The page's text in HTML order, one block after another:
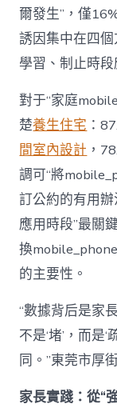
爾發生”，僅
誘因集中在四
學習、制止時
對于“家庭
楚養生住宅 ：
間室內設計 ，
調可“將
訂公約的有用
應用時段”最關
換
的主要性。
“數據背后是家
不是‘堵’，而是
同。”東莞市厚
家長實踐：從“